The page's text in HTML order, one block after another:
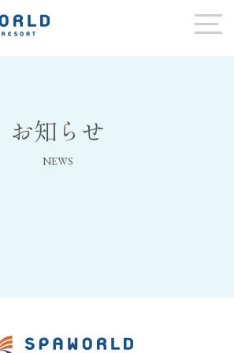
お知らせ
NEWS